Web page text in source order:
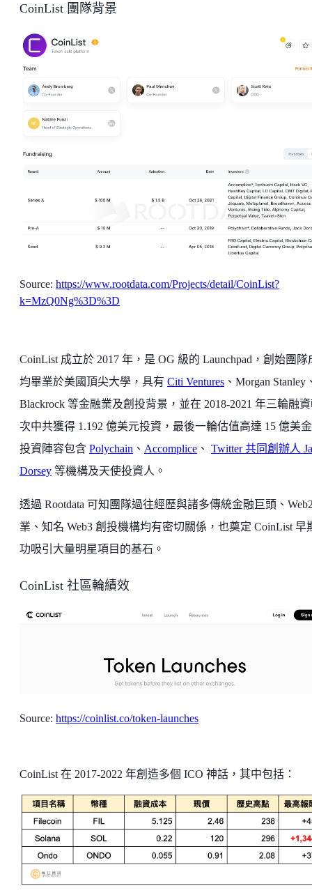
CoinList 團隊背景
Source: https://www.rootdata.com/Projects/detail/CoinList?
k=MzQ0Ng%3D%3D
CoinList 成立於 2017 年，是 OG 級的 Launchpad，創始團隊
均畢業於美國頂尖大學，具有 Citi Ventures 、Morgan Stanley
Blackrock 等金融業及創投背景，並在 2018-2021 年三輪融
次中共獲得 1.192 億美元投資，最後一輪估值高達 15 億美
投資陣容包含 Polychain 、 Accomplice 、 Twitter 共同創辦人
Dorsey 等機構及天使投資人。
透過 Rootdata 可知團隊過往經歷與諸多傳統金融巨頭、
業、知名 Web3 創投機構均有密切關係，也奠定 CoinList 早
功吸引大量明星項目的基石。
CoinList 社區輪績效
Source: https://coinlist.co/token-launches
CoinList 在 2017-2022 年創造多個 ICO 神話，其中包括：